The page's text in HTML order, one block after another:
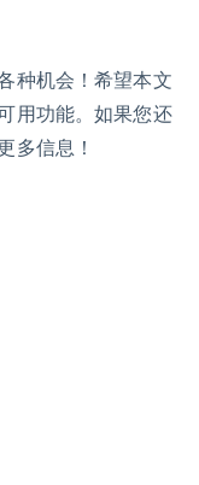
种机会！希望本文
用功能。如果您还
多信息！